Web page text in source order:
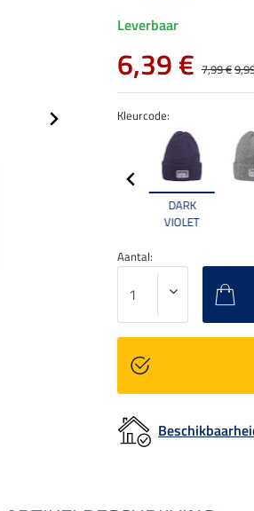
Kleurcode:
DARK
VIOLET
Leverbaar
6,39 € 7,99 €
Aantal: